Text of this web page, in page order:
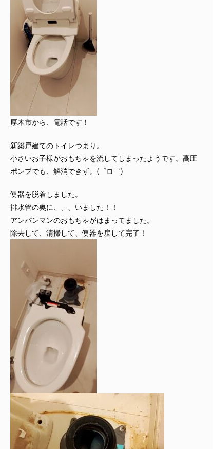
厚木市から、電話です！
新築戸建てのトイレつまり。
小さいお子様がおもちゃを流してしまったようです。高圧
ポンプでも、解消できず。(゜ロ゜)
便器を脱着しました。
排水管の奥に、、、いました！！
アンパンマンのおもちゃがはまってました。
除去して、清掃して、便器を戻して完了！